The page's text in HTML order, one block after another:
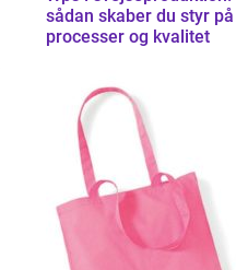
sådan skaber du styr på
processer og kvalitet